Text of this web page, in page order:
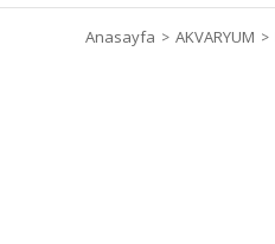
Anasayfa AKVARYUM